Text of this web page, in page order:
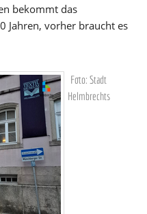
bekommt das
Jahren, vorher braucht es
Foto: Stadt
Helmbrechts